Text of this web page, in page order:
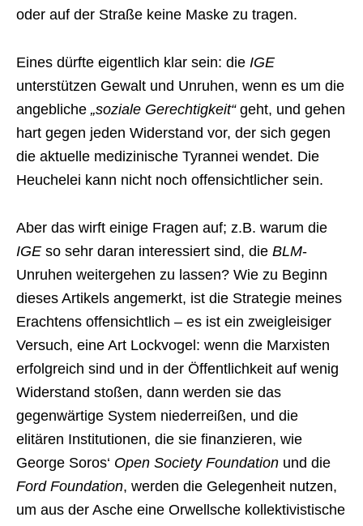
oder auf der Straße keine Maske zu tragen.
Eines dürfte eigentlich klar sein: die IGE
unterstützen Gewalt und Unruhen, wenn es um die
angebliche „soziale Gerechtigkeit“geht, und gehen
hart gegen jeden Widerstand vor, der sich gegen
die aktuelle medizinische Tyrannei wendet. Die
Heuchelei kann nicht noch offensichtlicher sein.
Aber das wirft einige Fragen auf; z.B. warum die
IGE so sehr daran interessiert sind, die BLM-
Unruhen weitergehen zu lassen? Wie zu Beginn
dieses Artikels angemerkt, ist die Strategie meines
Erachtens offensichtlich – es ist ein zweigleisiger
Versuch, eine Art Lockvogel: wenn die Marxisten
erfolgreich sind und in der Öffentlichkeit auf wenig
Widerstand stoßen, dann werden sie das
gegenwärtige System niederreißen, und die
elitären Institutionen, die sie finanzieren, wie
George Soros‘ Open Society Foundation und die
Ford Foundation, werden die Gelegenheit nutzen,
um aus der Asche eine Orwellsche kollektivistische